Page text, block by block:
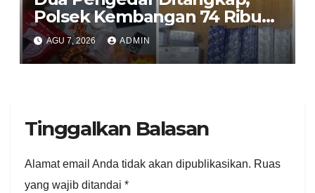
Polsek Kembangan 74 Ribu
Obat Keras, Sabu Hingga
Puluhan Vape Etomidate
Diamankan
AGU 7, 2026 ADMIN
Tinggalkan Balasan
Alamat email Anda tidak akan dipublikasikan. Ruas
yang wajib ditandai *